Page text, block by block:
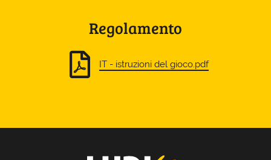
Regolamento
IT - istruzioni del gioco.pdf